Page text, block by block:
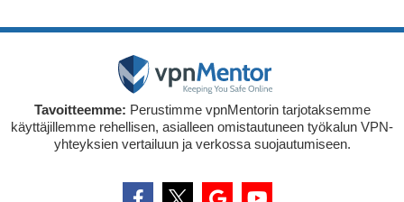
Tavoitteemme: Perustimme vpnMentorin tarjotaksemme
käyttäjillemme rehellisen, asialleen omistautuneen työkalun VPN-
yhteyksien vertailuun ja verkossa suojautumiseen.